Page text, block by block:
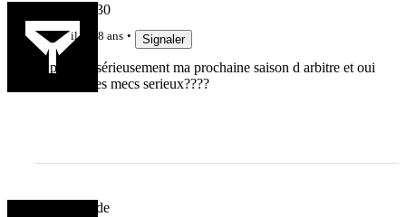
pompier7830
il y a 8 ans Signaler
Je prépare sérieusement ma prochaine saison d arbitre et oui
il en faut des mecs serieux????
Gruntattitude